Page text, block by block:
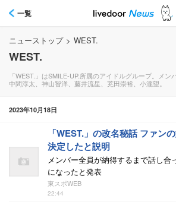
一覧
ニューストップ > WEST.
WEST.
「WEST.」はSMILE-UP.所属のアイドルグループ。メン
中間淳太、神山智洋、藤井流星、茺田崇裕、小瀧望。
2023年10月18日
「WEST.」の改名秘話 ファン
決定したと説明
メンバー全員が納得するまで話し合
になったと発表
東スポWEB
22:44